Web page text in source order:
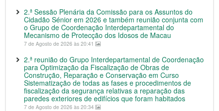
2.ª Sessão Plenária da Comissão para os Assuntos do
Cidadão Sénior em 2026 e também reunião conjunta com
o Grupo de Coordenação Interdepartamental do
Mecanismo de Protecção dos Idosos de Macau
7 de Agosto de 2026 às 20:41
2.ª reunião do Grupo Interdepartamental de Coordenação
para Optimização da Fiscalização de Obras de
Construção, Reparação e Conservação em Curso
Sistematização de todas as fases e procedimentos de
fiscalização da segurança relativas a reparação das
paredes exteriores de edifícios que foram habitados
7 de Agosto de 2026 às 20:34